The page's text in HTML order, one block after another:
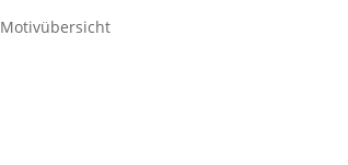
Motivübersicht